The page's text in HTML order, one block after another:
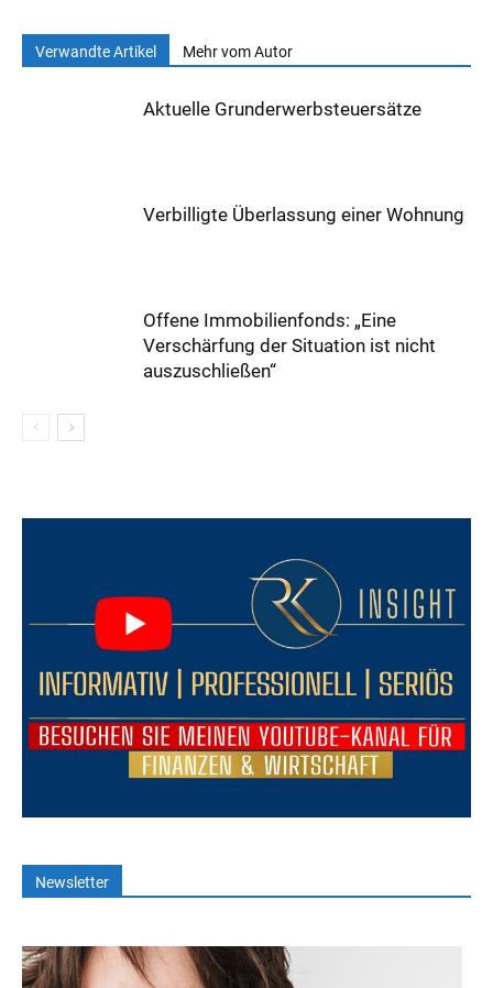
Verwandte Artikel Mehr vom Autor
Aktuelle Grunderwerbsteuersätze
Verbilligte Überlassung einer Wohnung
Offene Immobilienfonds: „Eine
Verschärfung der Situation ist nicht
auszuschließen“
Newsletter